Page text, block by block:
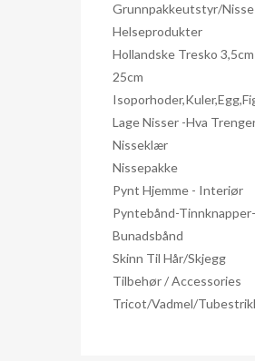
Grunnpakkeutstyr/nisse
Helseprodukter
Hollandske Tresko
25cm
Lage Nisser -hva
Nisseklær
Nissepakke
Pynt Hjemme - Interiør
Pyntebånd-Tinnknapper-
Bunadsbånd
Skinn Til Hår/skjegg
Tilbehør / Accessories
Tricot/Vadmel/